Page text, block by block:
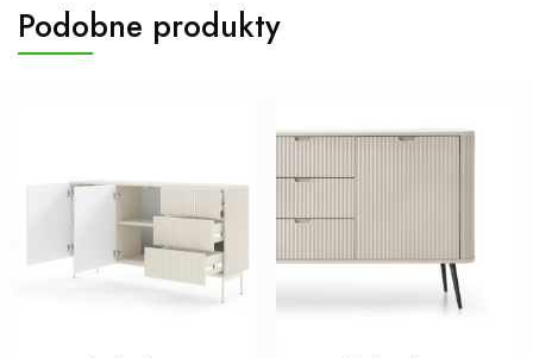
Podobne produkty